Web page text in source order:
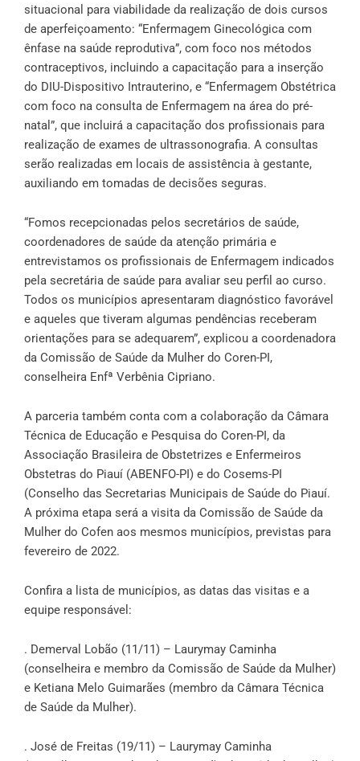
situacional para viabilidade da realização de dois cursos
de aperfeiçoamento: “Enfermagem Ginecológica com
ênfase na saúde reprodutiva”, com foco nos métodos
contraceptivos, incluindo a capacitação para a inserção
do DIU-Dispositivo Intrauterino, e “Enfermagem Obstétrica
com foco na consulta de Enfermagem na área do pré-
natal”, que incluirá a capacitação dos profissionais para
realização de exames de ultrassonografia. A consultas
serão realizadas em locais de assistência à gestante,
auxiliando em tomadas de decisões seguras.
“Fomos recepcionadas pelos secretários de saúde,
coordenadores de saúde da atenção primária e
entrevistamos os profissionais de Enfermagem indicados
pela secretária de saúde para avaliar seu perfil ao curso.
Todos os municípios apresentaram diagnóstico favorável
e aqueles que tiveram algumas pendências receberam
orientações para se adequarem”, explicou a coordenadora
da Comissão de Saúde da Mulher do Coren-PI,
conselheira Enfª Verbênia Cipriano.
A parceria também conta com a colaboração da Câmara
Técnica de Educação e Pesquisa do Coren-PI, da
Associação Brasileira de Obstetrizes e Enfermeiros
Obstetras do Piauí (ABENFO-PI) e do Cosems-PI
(Conselho das Secretarias Municipais de Saúde do Piauí.
A próxima etapa será a visita da Comissão de Saúde da
Mulher do Cofen aos mesmos municípios, previstas para
fevereiro de 2022.
Confira a lista de municípios, as datas das visitas e a
equipe responsável:
. Demerval Lobão (11/11) – Laurymay Caminha
(conselheira e membro da Comissão de Saúde da Mulher)
e Ketiana Melo Guimarães (membro da Câmara Técnica
de Saúde da Mulher).
. José de Freitas (19/11) – Laurymay Caminha